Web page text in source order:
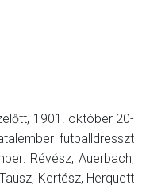
1901. október 20-
futballdresszt
Révész, Auerbach,
Kertész, Herquett